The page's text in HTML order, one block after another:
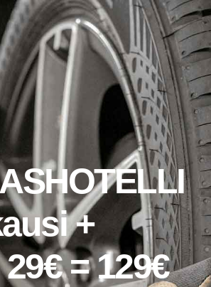
+
= 129€